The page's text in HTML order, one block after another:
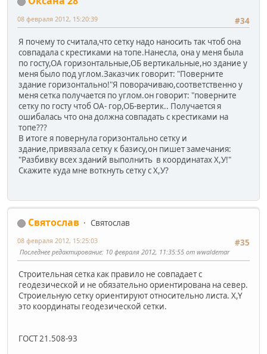
#34
08 февраля 2012, 15:20:39
Я почему то считала,что сетку надо наносить так чтоб она
совпадала с крестиками на топе.Нанесла, она у меня была
по госту,ОА горизонтальные,ОБ вертикальные,но здание у
меня было под углом.Заказчик говорит: "Поверните
здание горизонтально!"Я поворачиваю,соответственно у
меня сетка получается по углом.он говорит: "поверните
сетку по госту чтоб ОА- гор,ОБ-вертик.. Получается я
ошибалась что она должна совпадать с крестиками на
топе???
В итоге я повернула горизонтально сетку и
здание,привязала сетку к базису,он пишет замечания:
"Разбивку всех зданий выполнить в координатах Х,У!"
Скажите куда мне воткнуть сетку с Х,У?
Святослав
Святослав
#35
08 февраля 2012, 15:25:03
Последнее редактирование: 10 февраля 2012, 11:35:55 от wwaldemar
Строительная сетка как правило не совпадает с
геодезической и не обязательно ориентирована на север.
Строиельную сетку ориентируют относительно листа. X,Y
это координаты геодезической сетки.
ГОСТ 21.508-93